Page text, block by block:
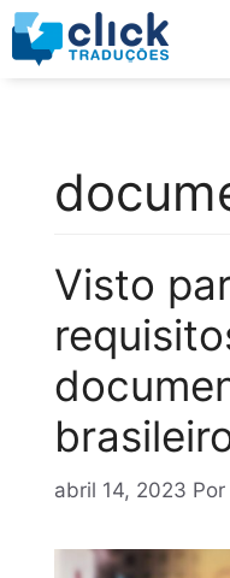
Visto
abril 14, 2023 Por